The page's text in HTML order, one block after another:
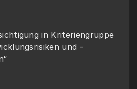
in Kriteriengruppe
und -